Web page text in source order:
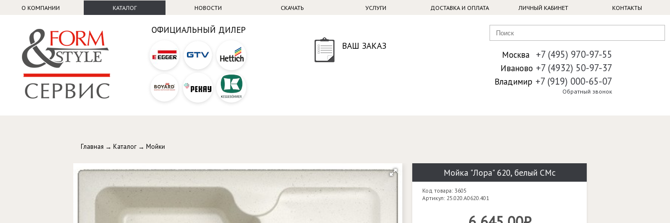
О КОМПАНИИ КАТАЛОГ НОВОСТИ СКАЧАТЬ УСЛУГИ ДОСТАВКА И ОПЛАТА ЛИЧНЫЙ КАБИНЕТ КОНТАКТЫ
ОФИЦИАЛЬНЫЙ ДИЛЕР
ВАШ ЗАКАЗ
Москва +7 (495) 970-97-55
Иваново +7 (4932) 50-97-37
Владимир +7 (919) 000-65-07
Обратный звонок
Главная → Каталог → Мойки
Мойка "Лора" 620, белый CMc
Код товара: 3605
Артикул: 25.020.A0620.401